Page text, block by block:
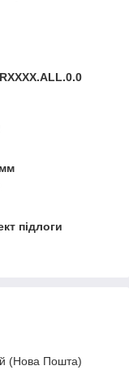
підлоги
(Нова Пошта)